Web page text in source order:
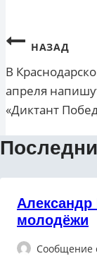
по
записям
НАЗАД
В
апреля
«Диктант
Александр
молодёжи
Сообщение